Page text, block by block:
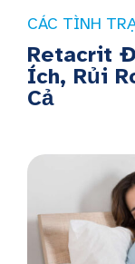
CÁC TÌNH
Retacrit
Ích, Rủi
Cả